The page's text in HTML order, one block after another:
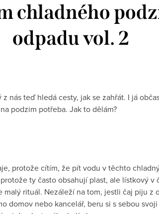
chladného
odpadu vol. 2
nás teď hledá cesty, jak se zahřát. I já
podzim potřeba. Jak to dělám?
protože cítím, že pít vodu v těchto
ty často obsahují plast, ale lístkový
rituál. Nezáleží na tom, jestli čaj piju
domov nebo kancelář, beru si s sebou